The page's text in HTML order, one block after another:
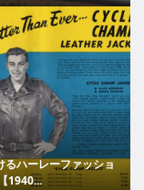
るハーレーファッショ
1940...